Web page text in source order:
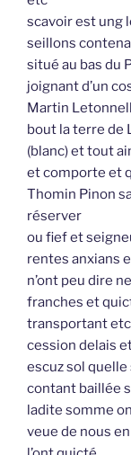
scavoir est ung
seillons
situé au bas du
joignant d’un
Martin
bout la terre de
(blanc) et tout
et comporte et
Thomin Pinon
réserver
ou fief et
rentes anxians
n’ont peu dire
franches et
transportant
cession delais
escuz sol
contant baillée
ladite somme
veue de nous